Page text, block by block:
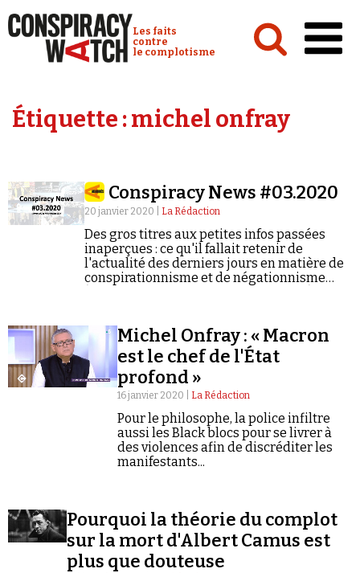
Conspiracy Watch :
Les faits
contre
le complotisme
Analyses
Vidéos
Revues de presse
Newsletter
Étiquette :michel onfray
Conspiracy News #03.2020
20 janvier 2020 | La Rédaction
Des gros titres aux petites infos passées
inaperçues : ce qu'il fallait retenir de
l'actualité des derniers jours en matière de
conspirationnisme et de négationnisme
Michel Onfray : « Macron
est le chef de l'État
profond »
16 janvier 2020 | La Rédaction
Pour le philosophe, la police infiltre
aussi les Black blocs pour se livrer à
des violences afin de discréditer les
manifestants...
Pourquoi la théorie du complot
sur la mort d'Albert Camus est
plus que douteuse